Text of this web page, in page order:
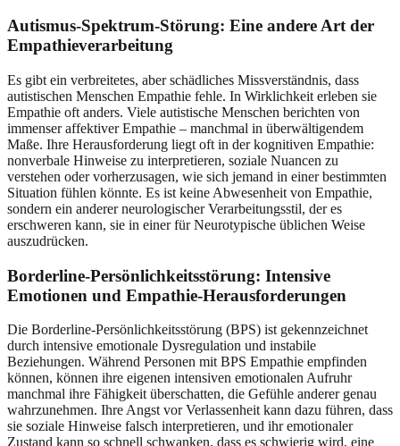
Autismus-Spektrum-Störung: Eine andere Art der
Empathieverarbeitung
Es gibt ein verbreitetes, aber schädliches Missverständnis, dass
autistischen Menschen Empathie fehle. In Wirklichkeit erleben sie
Empathie oft anders. Viele autistische Menschen berichten von
immenser affektiver Empathie – manchmal in überwältigendem
Maße. Ihre Herausforderung liegt oft in der kognitiven Empathie:
nonverbale Hinweise zu interpretieren, soziale Nuancen zu
verstehen oder vorherzusagen, wie sich jemand in einer bestimmten
Situation fühlen könnte. Es ist keine Abwesenheit von Empathie,
sondern ein anderer neurologischer Verarbeitungsstil, der es
erschweren kann, sie in einer für Neurotypische üblichen Weise
auszudrücken.
Borderline-Persönlichkeitsstörung: Intensive
Emotionen und Empathie-Herausforderungen
Die Borderline-Persönlichkeitsstörung (BPS) ist gekennzeichnet
durch intensive emotionale Dysregulation und instabile
Beziehungen. Während Personen mit BPS Empathie empfinden
können, können ihre eigenen intensiven emotionalen Aufruhr
manchmal ihre Fähigkeit überschatten, die Gefühle anderer genau
wahrzunehmen. Ihre Angst vor Verlassenheit kann dazu führen, dass
sie soziale Hinweise falsch interpretieren, und ihr emotionaler
Zustand kann so schnell schwanken, dass es schwierig wird, eine